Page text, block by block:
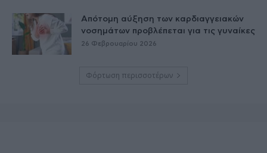
Απότομη αύξηση των καρδιαγγειακών
νοσημάτων προβλέπεται για τις γυναίκες
26 Φεβρουαρίου 2026
Φόρτωση περισσοτέρων